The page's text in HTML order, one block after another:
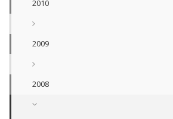
2010
2009
2008